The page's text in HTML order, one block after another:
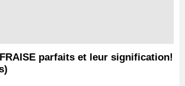
parfaits et leur signification!